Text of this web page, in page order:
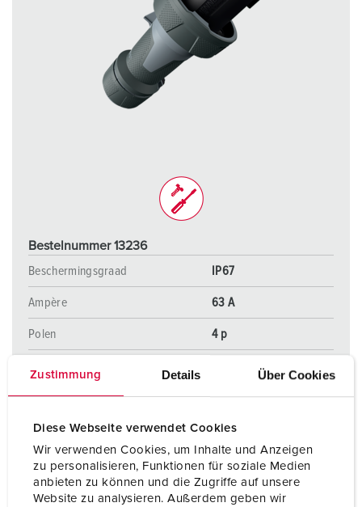
Zustimmung Details Über Cookies
Diese Webseite verwendet Cookies
Wir verwenden Cookies, um Inhalte und Anzeigen
zu personalisieren, Funktionen für soziale Medien
anbieten zu können und die Zugriffe auf unsere
Website zu analysieren. Außerdem geben wir
Bestelnummer 13236
Beschermingsgraad
IP67
Ampère 63 A
Polen 4 p
600 - 690 V
Aansluittechniek schroefklemmen
Contacten
hittebestendig
binnenwerk
Contacten vernikkelde contacten